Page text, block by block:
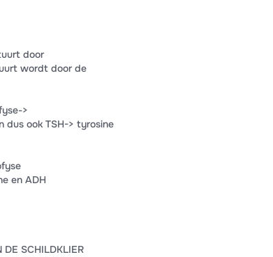
door
wordt door de
>
dus ook TSH-> tyrosine
en ADH
DE SCHILDKLIER